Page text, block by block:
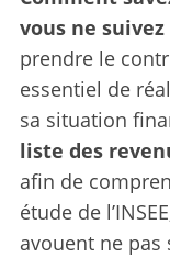
vous ne
prendre le
essentiel de
sa situation
liste des
afin de
étude de
avouent ne pas